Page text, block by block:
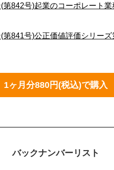
第842号)起業のコーポレート
第841号)公正価値評価シリー
1ヶ月分880円(税込)で購入
バックナンバーリスト